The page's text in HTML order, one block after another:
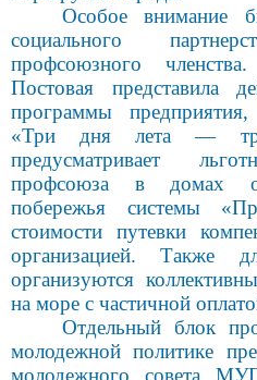
Особое внимание
социального
профсоюзного
Постовая представила
программы
«Три дня лета —
предусматривает
профсоюза в домах
побережья системы
стоимости путевки
организацией. Также
организуются
на море с частичной
Отдельный блок
молодежной политике